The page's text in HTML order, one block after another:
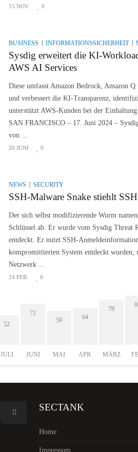
15 NOV. 0
BUSINESS INFORMATIONSSICHERHEIT
Sysdig erweitert die KI-
AWS AI Services
Diese umfasst Amazon Bedrock, Amazon Q
und verbessert die KI-Transparenz,
unterstützt AWS-Kunden bei der
SAN FRANCISCO – 17. Juni 2024 –
von ...
20 JUNI 0
NEWS SECURITY
SSH-Malware Snake stiehlt
Der sich selbst modifizierende Wurm
Schlüssel ab. Er wurde vom Sysdig Threat
entdeckt. Er nutzt SSH-
kompromittierten System entdeckt wurden,
Netzwerk ...
24 FEB. 0
52
JULI
72
JUNI
59
MAI
64
APR.
79
MÄRZ
SECTANK
Home
Impressum